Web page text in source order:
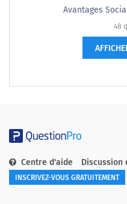
Avantages
48
Centre d'aide Discussion
INSCRIVEZ-VOUS GRATUITEMENT